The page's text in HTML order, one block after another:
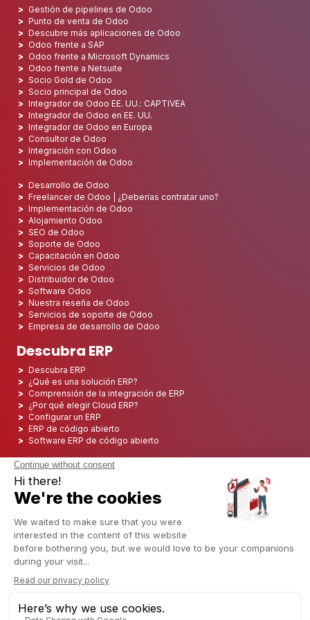
Gestión de pipelines de Odoo
Punto de venta de Odoo
Descubre más aplicaciones de Odoo
Odoo frente a SAP
Odoo frente a Microsoft Dynamics
Odoo frente a Netsuite
Socio Gold de Odoo
Socio principal de Odoo
Integrador de Odoo EE. UU.: CAPTIVEA
Integrador de Odoo en EE. UU.
Integrador de Odoo en Europa
Consultor de Odoo
Integración con Odoo
Implementación de Odoo
Desarrollo de Odoo
Freelancer de Odoo | ¿Deberías contratar uno?
Implementación de Odoo
Alojamiento Odoo
SEO de Odoo
Soporte de Odoo
Capacitación en Odoo
Servicios de Odoo
Distribuidor de Odoo
Software Odoo
Nuestra reseña de Odoo
Servicios de soporte de Odoo
Empresa de desarrollo de Odoo
Descubra ERP
Descubra ERP
¿Qué es una solución ERP?
Comprensión de la integración de ERP
¿Por qué elegir Cloud ERP?
Configurar un ERP
ERP de código abierto
Software ERP de código abierto
Los 5 mejores ERP de código abierto
Implementación de ERP
Integración ERP
Implementación de ERP
Proyecto ERP
Sistema ERP
Odoo ERP para el sector financiero
Odoo ERP para la industria de seguros
Odoo ERP para la industria de la impresión
Odoo ERP para la industria del cannabis/CBD
Odoo ERP para la industria manufacturera